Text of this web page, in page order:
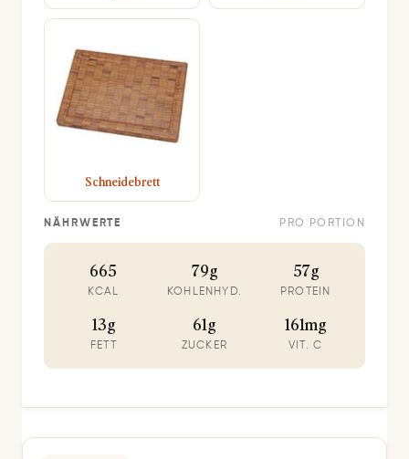
Schneidebrett
NÄHRWERTE PRO PORTION
665
KCAL
79g
KOHLENHYD.
57g
PROTEIN
13g
FETT
61g
ZUCKER
161mg
VIT. C